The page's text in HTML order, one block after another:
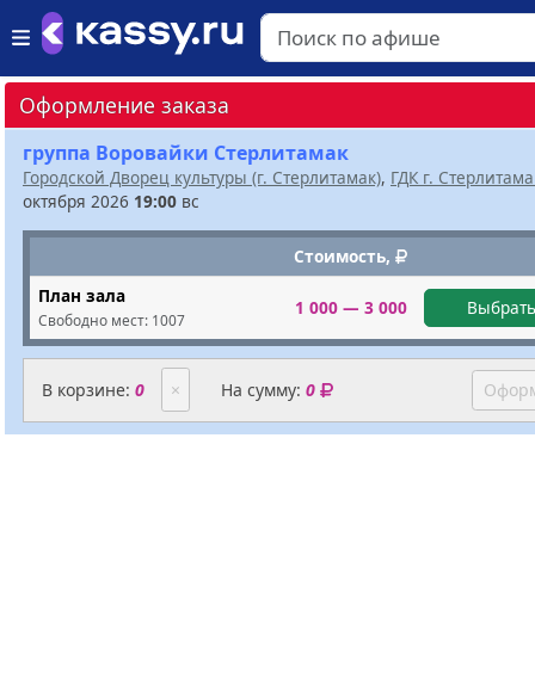
Оформление заказа
группа Воровайки Стерлитамак
Городской Дворец культуры (г. Стерлитамак), ГДК г.
октября 2026 19:00 вс
Стоимость,
План зала
Свободно мест: 1007
1 000 — 3 000
В корзине: 0 × На сумму:0